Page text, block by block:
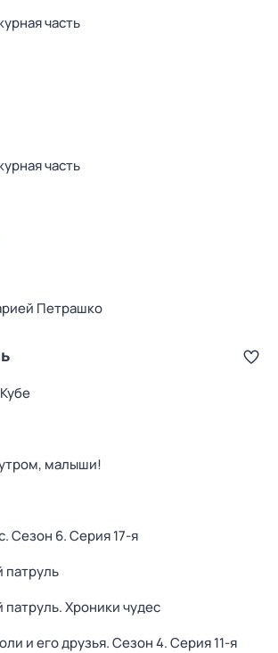
часть
часть
Петрашко
малыши!
. Сезон 6. Серия 17-я
патруль
Хроники чудес
и его друзья. Сезон 4. Серия 11-я